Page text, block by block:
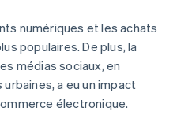
numériques et les achats
populaires. De plus, la
médias sociaux, en
a eu un impact
électronique.